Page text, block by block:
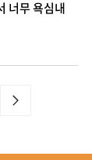
너무 욕심내